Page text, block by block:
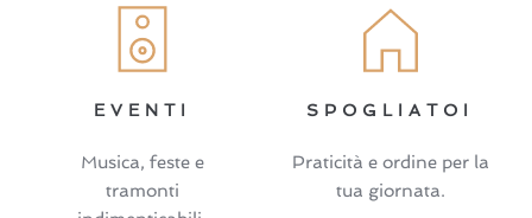
EVENTI
Musica, feste e
tramonti
SPOGLIATOI
Praticità e ordine per la
tua giornata.